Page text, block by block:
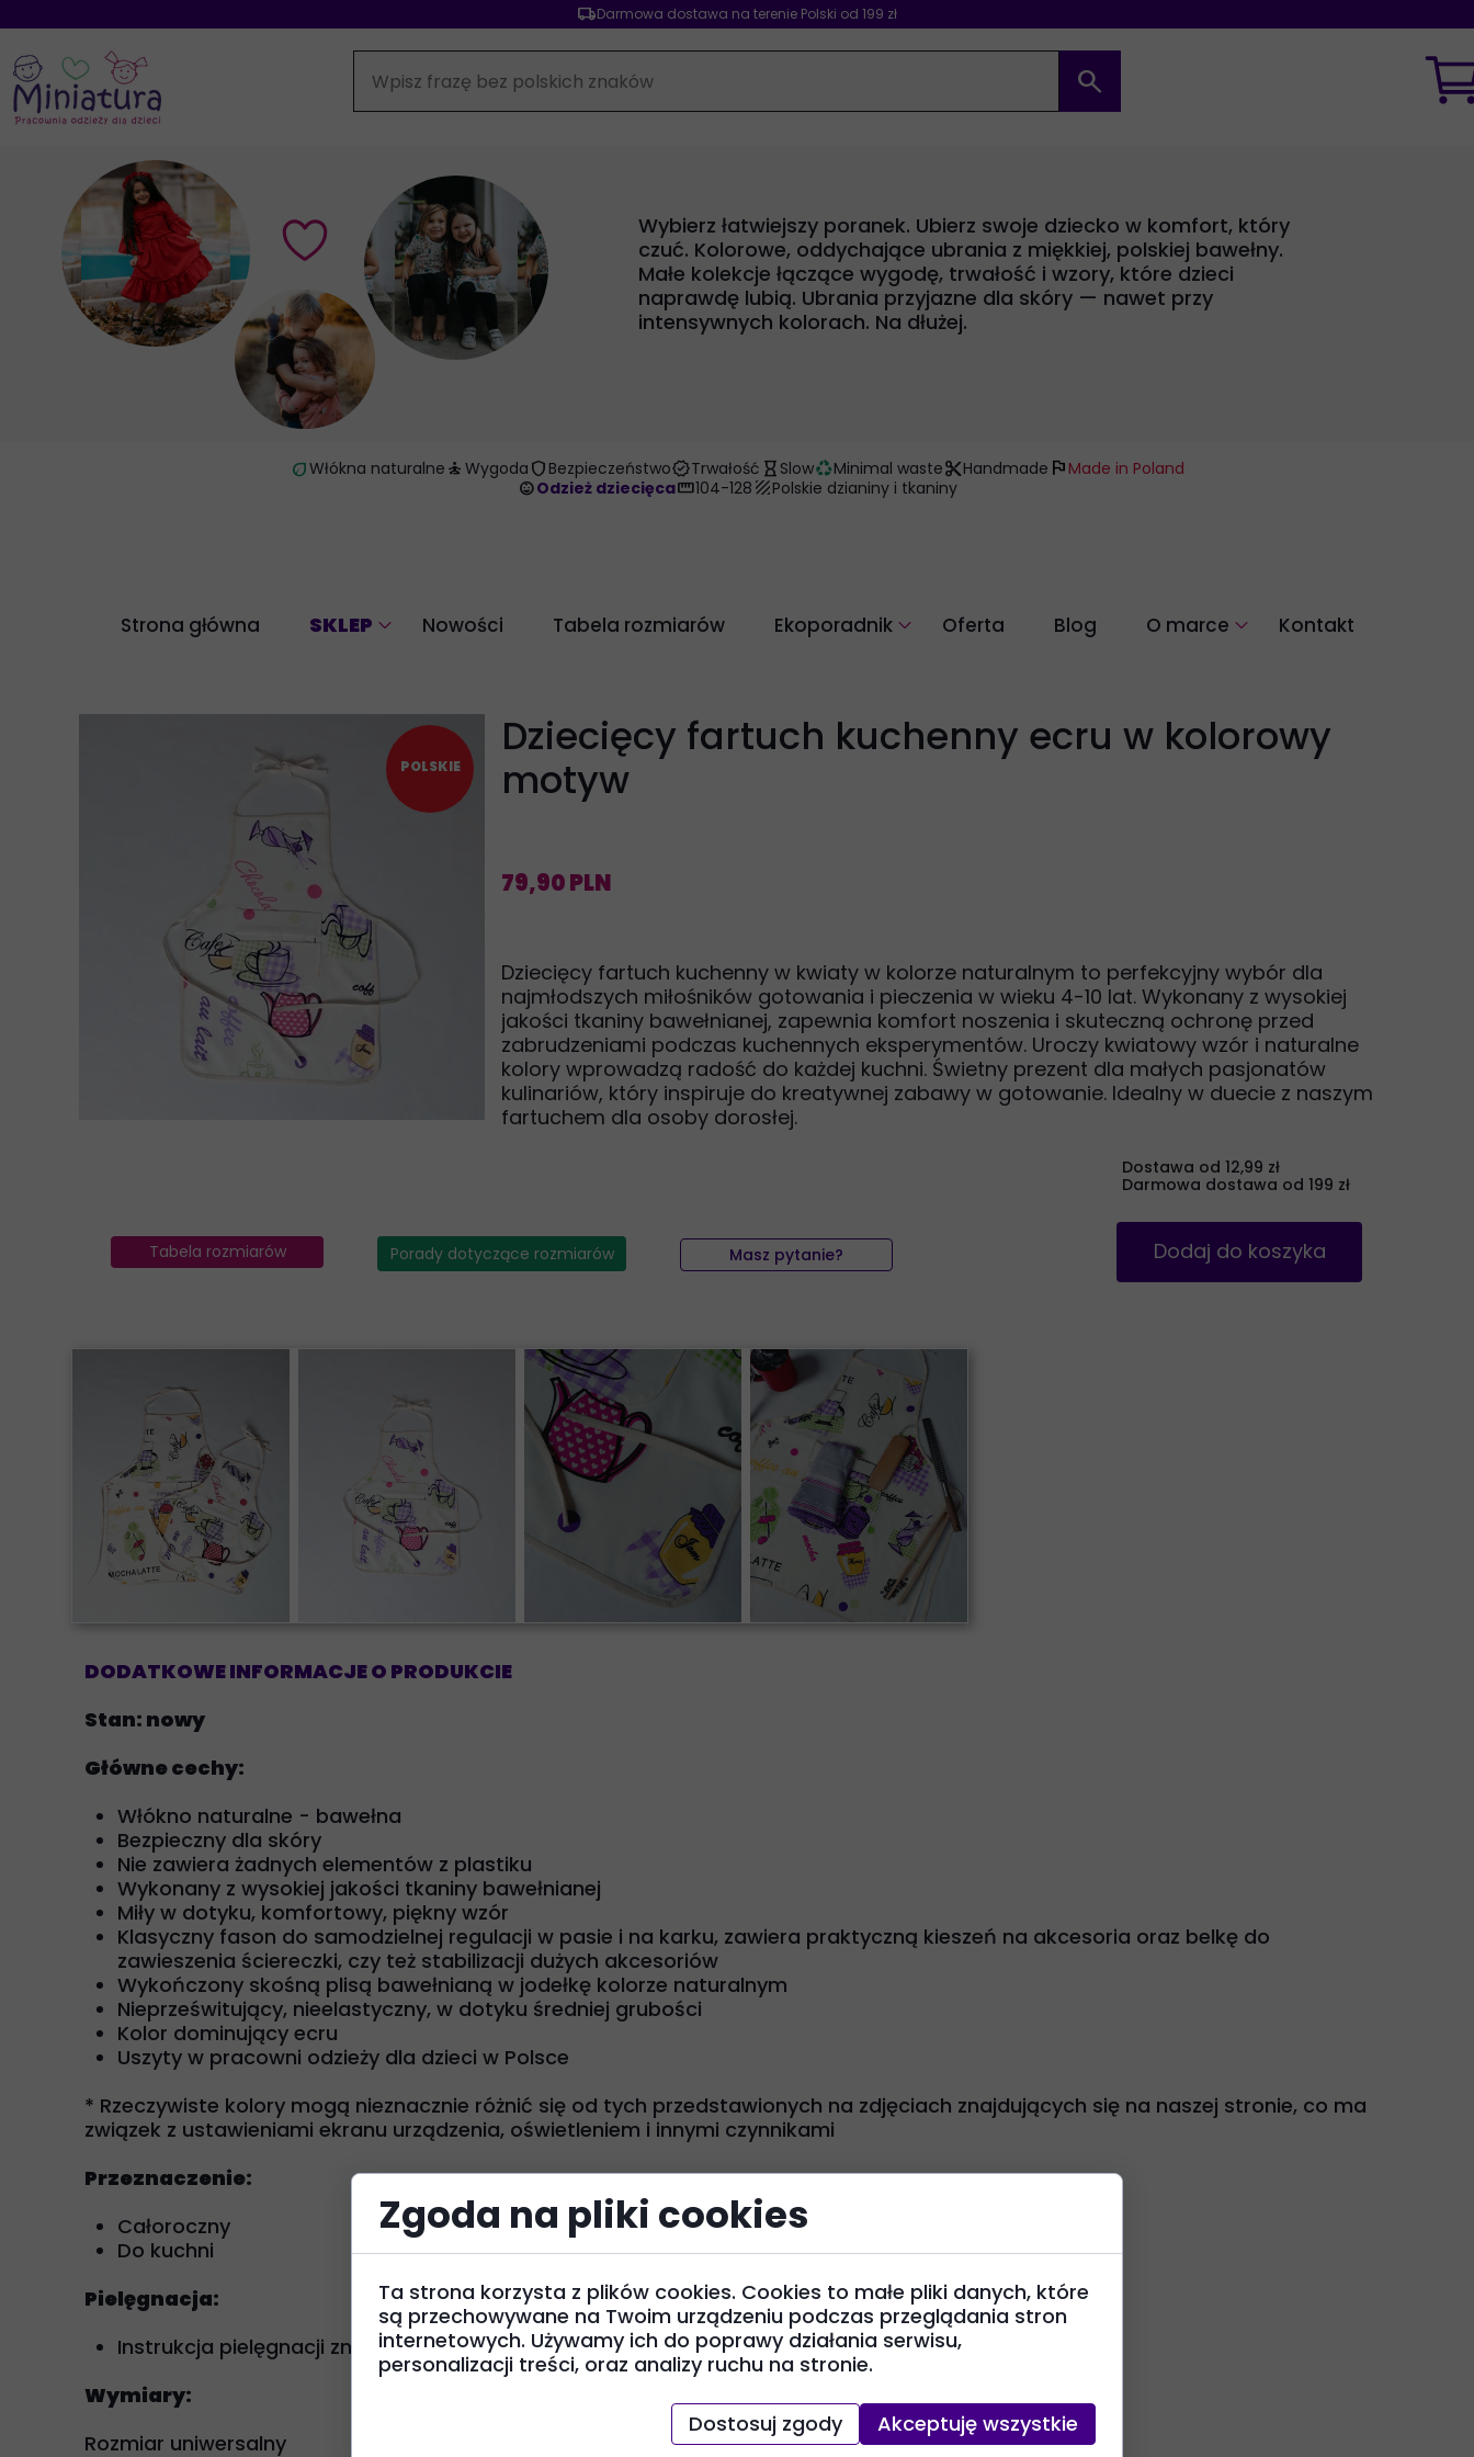
Strona główna SKLEP
Bluzy
Komplety
Longsleeve
Spodnie
Spódnice
Sukienki
T-shirty
Kolekcje
Nowości Tabela rozmiarów Ekoporadnik
Dbaj o środowisko
Oferta Blog O marce
Co nas wyróżnia
Kontakt
search
local_shippingDarmowa dostawa na terenie Polski od 199 zł
Wybierz łatwiejszy poranek. Ubierz swoje dziecko w komfort, który
czuć. Kolorowe, oddychające ubrania z miękkiej, polskiej bawełny.
Małe kolekcje łączące wygodę, trwałość i wzory, które dzieci
naprawdę lubią. Ubrania przyjazne dla skóry — nawet przy
intensywnych kolorach. Na dłużej.
ecoWłókna naturalne self_improvement Wygoda shield BezpieczeństwoverifiedTrwałość hourglass_empty SlowrecyclingMinimal wastecontent_cutHandmade flag Made in Poland
child_careOdzież dziecięcastraighten104-128 texturePolskie dzianiny i tkaniny
Porady dotyczące rozmiarów
Tabela rozmiarów Masz pytanie?
POLSKIE
Dziecięcy fartuch kuchenny ecru w kolorowy
motyw
79,90 PLN
Dziecięcy fartuch kuchenny w kwiaty w kolorze naturalnym to perfekcyjny wybór dla
najmłodszych miłośników gotowania i pieczenia w wieku 4-10 lat. Wykonany z wysokiej
jakości tkaniny bawełnianej, zapewnia komfort noszenia i skuteczną ochronę przed
zabrudzeniami podczas kuchennych eksperymentów. Uroczy kwiatowy wzór i naturalne
kolory wprowadzą radość do każdej kuchni. Świetny prezent dla małych pasjonatów
kulinariów, który inspiruje do kreatywnej zabawy w gotowanie. Idealny w duecie z naszym
fartuchem dla osoby dorosłej.
Dostawa od 12,99 zł
Darmowa dostawa od 199 zł
Dodaj do koszyka
DODATKOWE INFORMACJE O PRODUKCIE
Stan: nowy
Główne cechy:
Włókno naturalne - bawełna
Bezpieczny dla skóry
Nie zawiera żadnych elementów z plastiku
Wykonany z wysokiej jakości tkaniny bawełnianej
Miły w dotyku, komfortowy, piękny wzór
Klasyczny fason do samodzielnej regulacji w pasie i na karku, zawiera praktyczną kieszeń na akcesoria oraz belkę do
zawieszenia ściereczki, czy też stabilizacji dużych akcesoriów
Wykończony skośną plisą bawełnianą w jodełkę kolorze naturalnym
Nieprześwitujący, nieelastyczny, w dotyku średniej grubości
Kolor dominujący ecru
Uszyty w pracowni odzieży dla dzieci w Polsce
* Rzeczywiste kolory mogą nieznacznie różnić się od tych przedstawionych na zdjęciach znajdujących się na naszej stronie, co ma
związek z ustawieniami ekranu urządzenia, oświetleniem i innymi czynnikami
Przeznaczenie:
Całoroczny
Do kuchni
Pielęgnacja:
Instrukcja pielęgnacji znajduje się na metce, wymaga prasowania
Wymiary:
Rozmiar uniwersalny
Zgoda na pliki cookies
Ta strona korzysta z plików cookies. Cookies to małe pliki danych, które
są przechowywane na Twoim urządzeniu podczas przeglądania stron
internetowych. Używamy ich do poprawy działania serwisu,
personalizacji treści, oraz analizy ruchu na stronie.
Dostosuj zgody Akceptuję wszystkie